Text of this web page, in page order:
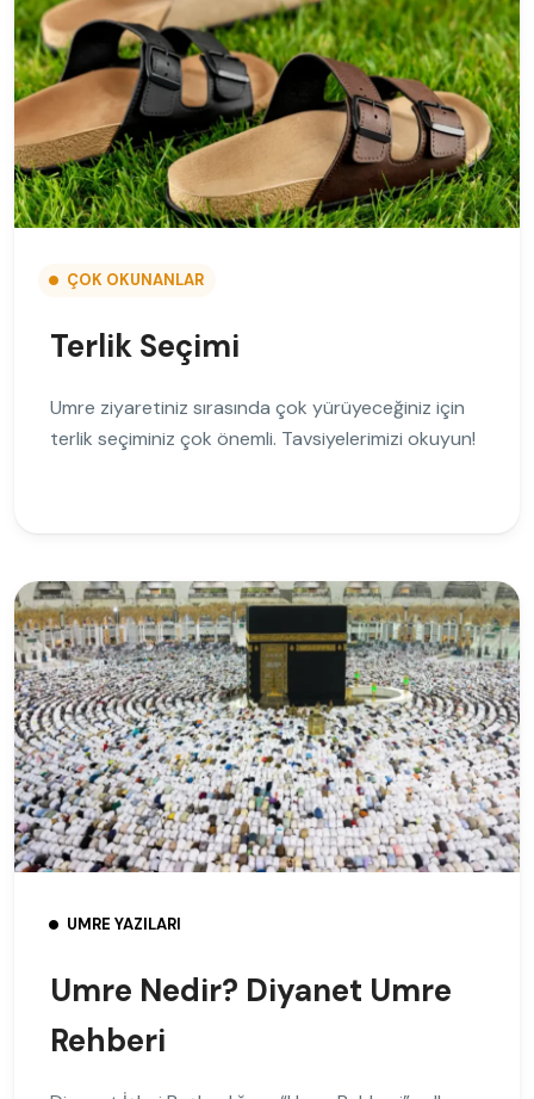
ÇOK OKUNANLAR
Terlik Seçimi
Umre ziyaretiniz sırasında çok yürüyeceğiniz için
terlik seçiminiz çok önemli. Tavsiyelerimizi okuyun!
UMRE YAZILARI
Umre Nedir? Diyanet Umre
Rehberi